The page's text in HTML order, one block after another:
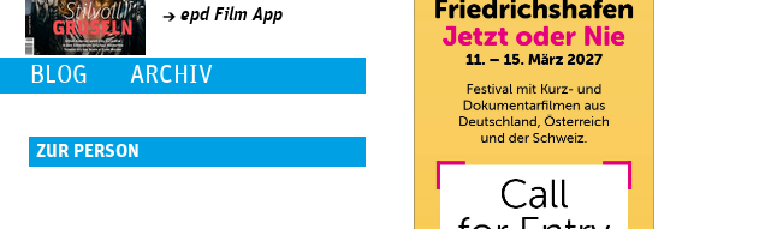
epd Film App
BLOG ARCHIV
ZUR PERSON